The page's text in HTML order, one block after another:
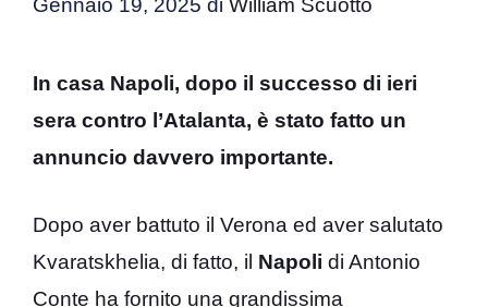
In casa Napoli, dopo il successo di ieri
sera contro l’Atalanta, è stato fatto un
annuncio davvero importante.
Dopo aver battuto il Verona ed aver salutato
Kvaratskhelia, di fatto, il Napoli di Antonio
Conte ha fornito una grandissima